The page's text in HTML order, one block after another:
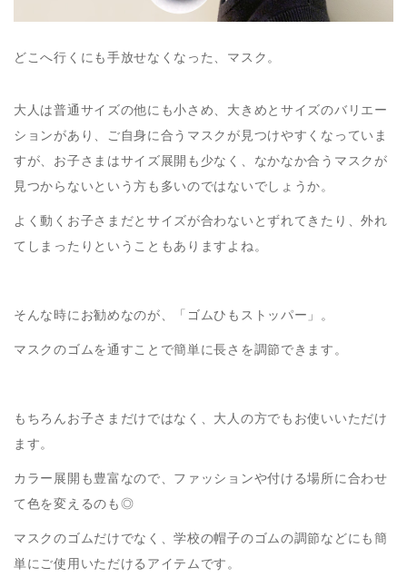
どこへ行くにも手放せなくなった、マスク。
大人は普通サイズの他にも小さめ、大きめとサイズのバリエー
ションがあり、ご自身に合うマスクが見つけやすくなっていま
すが、お子さまはサイズ展開も少なく、なかなか合うマスクが
見つからないという方も多いのではないでしょうか。
よく動くお子さまだとサイズが合わないとずれてきたり、外れ
てしまったりということもありますよね。
そんな時にお勧めなのが、「ゴムひもストッパー」。
マスクのゴムを通すことで簡単に長さを調節できます。
もちろんお子さまだけではなく、大人の方でもお使いいただけ
ます。
カラー展開も豊富なので、ファッションや付ける場所に合わせ
て色を変えるのも◎
マスクのゴムだけでなく、学校の帽子のゴムの調節などにも簡
単にご使用いただけるアイテムです。